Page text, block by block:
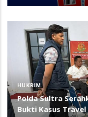
HUKRIM
Polda Sultra
Bukti Kasus